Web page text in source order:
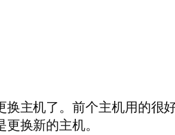
主机了。前个主机用的很
换新的主机。